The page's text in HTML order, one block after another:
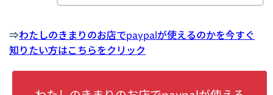
⇒わたしのきまりのお店でpaypalが使えるのかを今すぐ
知りたい方はこちらをクリック